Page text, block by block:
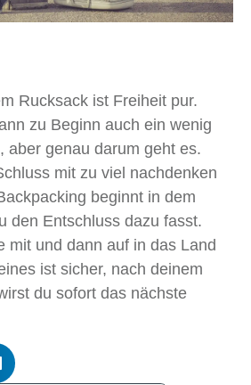
Rucksack ist Freiheit pur.
zu Beginn auch ein wenig
aber genau darum geht es.
mit zu viel nachdenken
beginnt in dem
den Entschluss dazu fasst.
mit und dann auf in das Land
ist sicher, nach deinem
du sofort das nächste